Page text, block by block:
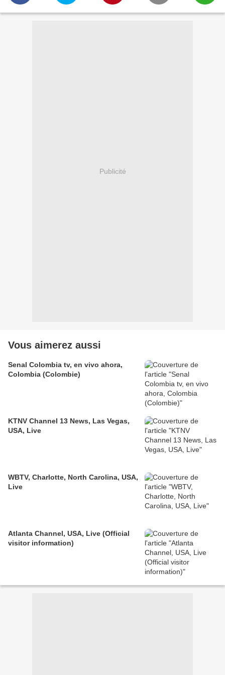
Publicité
Vous aimerez aussi
Senal Colombia tv, en vivo ahora,
Colombia (Colombie)
KTNV Channel 13 News, Las Vegas,
USA, Live
WBTV, Charlotte, North Carolina, USA,
Live
Atlanta Channel, USA, Live (Official
visitor information)